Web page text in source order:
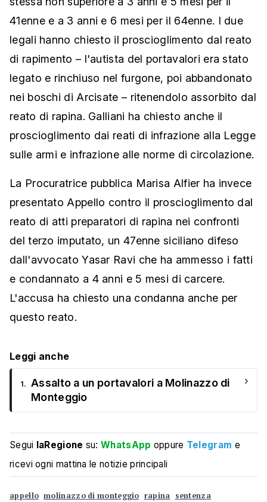
41enne e a 3 anni e 6 mesi per il 64enne. I due
legali hanno chiesto il proscioglimento dal reato
di rapimento – l'autista del portavalori era stato
legato e rinchiuso nel furgone, poi abbandonato
nei boschi di Arcisate – ritenendolo assorbito dal
reato di rapina. Galliani ha chiesto anche il
proscioglimento dai reati di infrazione alla Legge
sulle armi e infrazione alle norme di circolazione.
La Procuratrice pubblica Marisa Alfier ha invece
presentato Appello contro il proscioglimento dal
reato di atti preparatori di rapina nei confronti
del terzo imputato, un 47enne siciliano difeso
dall'avvocato Yasar Ravi che ha ammesso i fatti
e condannato a 4 anni e 5 mesi di carcere.
L'accusa ha chiesto una condanna anche per
questo reato.
Leggi anche
1. Assalto a un portavalori a Molinazzo di
Monteggio
›
Segui laRegione su:WhatsApp oppure Telegram e
ricevi ogni mattina le notizie principali
appello molinazzo di monteggio rapina sentenza